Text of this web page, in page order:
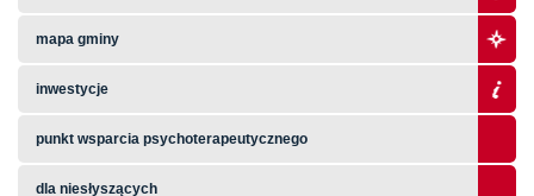
mapa gminy
inwestycje
punkt wsparcia psychoterapeutycznego
dla niesłyszących